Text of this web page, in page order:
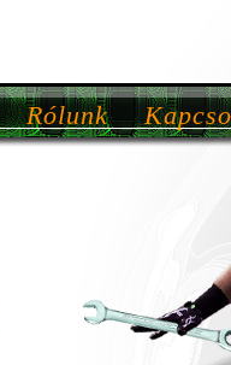
Rólunk